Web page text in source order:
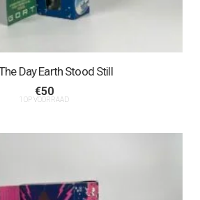
Day Earth Stood Still
€50
1 OP VOORRAAD